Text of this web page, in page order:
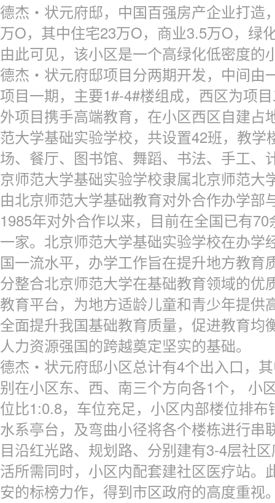
德杰・状元府邸，中国百强房产企业打造
万O，其中住宅23万O，商业3.5万O，绿
由此可见，该小区是一个高绿化低密度的
德杰・状元府邸项目分两期开发，中间由
项目一期，主要1#-4#楼组成，西区为项
外项目携手高端教育，在小区西区自建占
范大学基础实验学校，共设置42班，教
场、餐厅、图书馆、舞蹈、书法、手工、
京师范大学基础实验学校隶属北京师范大
由北京师范大学基础教育对外合作办学部
1985年对外合作以来，目前在全国已有
一家。北京师范大学基础实验学校在办学
国一流水平，办学工作旨在提升地方教育
分整合北京师范大学在基础教育领域的优
教育平台，为地方适龄儿童和青少年提供
全面提升我国基础教育质量，促进教育均
人力资源强国的跨越奠定坚实的基础。
德杰・状元府邸小区总计有4个出入口，
别在小区东、西、南三个方向各1个， 小
位比1:0.8，车位充足，小区内部楼位排
水系亭台，及弯曲小径将各个楼栋进行串
目沿红光路、规划路、分别建有3-4层社
活所需同时，小区内配套建社区医疗站。
安的标榜力作，得到市区政府的高度重视